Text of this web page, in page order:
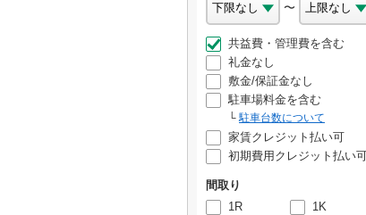
〜
共益費・管理費を含む
礼金なし
敷金/保証金なし
駐車場料金を含む
駐車台数について
家賃クレジット払い可
初期費用クレジット払い
間取り
1R
1K